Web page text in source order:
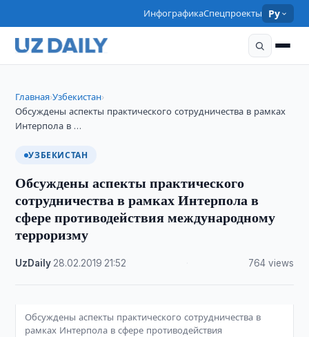
ИнфографикаСпецпроекты Ру
Главная›Узбекистан›
Обсуждены аспекты практического сотрудничества в рамках
Интерпола в …
УЗБЕКИСТАН
Обсуждены аспекты практического
сотрудничества в рамках Интерпола в
сфере противодействия международному
терроризму
UzDaily 28.02.2019 21:52 764 views
Обсуждены аспекты практического сотрудничества в
рамках Интерпола в сфере противодействия